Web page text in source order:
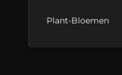
Plant-Bloemen